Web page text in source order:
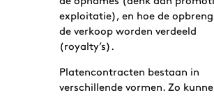
exploitatie), en hoe de
de verkoop worden verdeeld
(royalty’s).
Platencontracten bestaan in
verschillende vormen. Zo